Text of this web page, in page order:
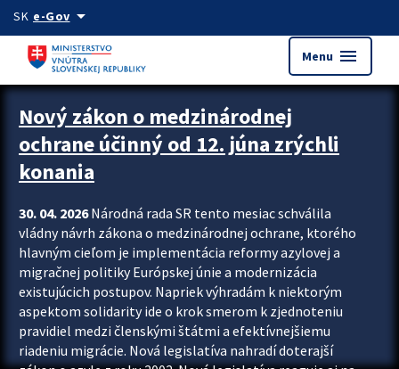
Preskocit na hlavný obsah
SK e-Govarrow_drop_down
Menu menu
Zastavit automatický posun upútavok
Nový zákon o medzinárodnej
ochrane účinný od 12. júna zrýchli
konania
30. 04. 2026Národná rada SR tento mesiac schválila
vládny návrh zákona o medzinárodnej ochrane, ktorého
hlavným cieľom je implementácia reformy azylovej a
migračnej politiky Európskej únie a modernizácia
existujúcich postupov. Napriek výhradám k niektorým
aspektom solidarity ide o krok smerom k zjednoteniu
pravidiel medzi členskými štátmi a efektívnejšiemu
riadeniu migrácie. Nová legislatíva nahradí doterajší